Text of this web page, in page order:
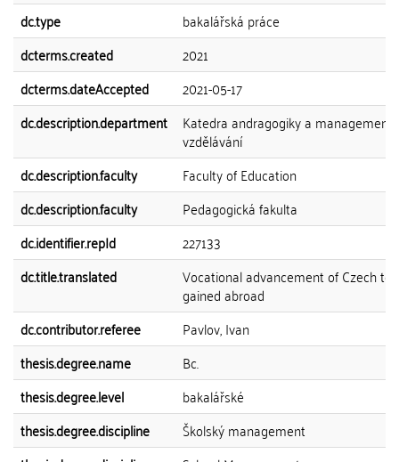
dc.type
bakalářská práce
dcterms.created
2021
dcterms.dateAccepted
2021-05-17
dc.description.department
Katedra andragogiky a managementu
vzdělávání
dc.description.faculty
Faculty of Education
dc.description.faculty
Pedagogická fakulta
dc.identifier.repId
227133
dc.title.translated
Vocational advancement of Czech
gained abroad
dc.contributor.referee
Pavlov, Ivan
thesis.degree.name
Bc.
thesis.degree.level
bakalářské
thesis.degree.discipline
Školský management